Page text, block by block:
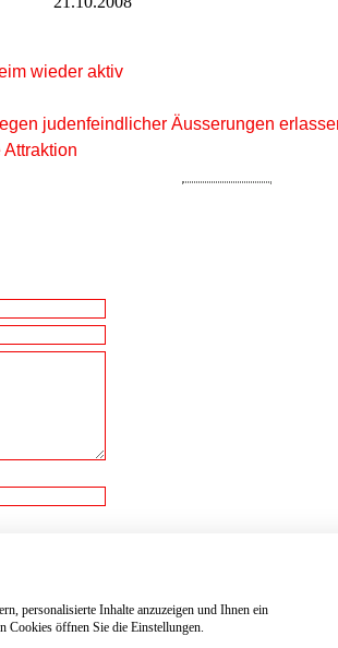
wieder aktiv
judenfeindlicher Äusserungen
personalisierte Inhalte anzuzeigen und Ihnen ein
Cookies öffnen Sie die Einstellungen.